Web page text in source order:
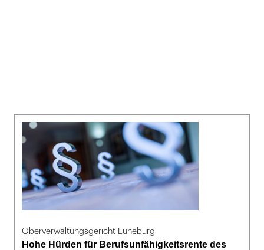
Oberverwaltungsgericht Lüneburg
Hohe Hürden für Berufsunfähigkeitsrente des